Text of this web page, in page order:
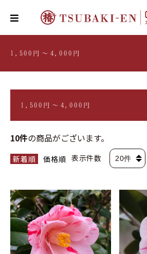
1,500円〜4,000円
1,500円〜4,000円
10件の商品がございます。
新着順 価格順 表示件数